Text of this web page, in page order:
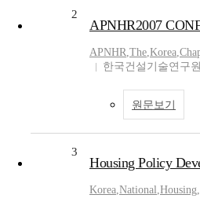
2
APNHR2007
APNHR,The,Korea,
한국건설기술연구
원문보기
3
Housing Policy
Korea,National,Housing,